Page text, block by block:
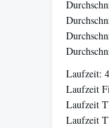
Laufzeit:
Laufzeit
Laufzeit
Laufzeit